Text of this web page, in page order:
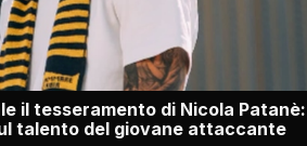
il tesseramento di Nicola Patanè:
talento del giovane attaccante